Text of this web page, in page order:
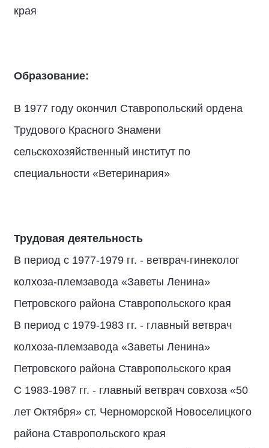
края
Образование:
В 1977 году окончил Ставропольский ордена
Трудового Красного Знамени
сельскохозяйственный институт по
специальности «Ветеринария»
Трудовая деятельность
В период с 1977-1979 гг. - ветврач-гинеколог
колхоза-племзавода «Заветы Ленина»
Петровского района Ставропольского края
В период с 1979-1983 гг. - главный ветврач
колхоза-племзавода «Заветы Ленина»
Петровского района Ставропольского края
С 1983-1987 гг. - главный ветврач совхоза «50
лет Октября» ст. Черноморской Новоселицкого
района Ставропольского края